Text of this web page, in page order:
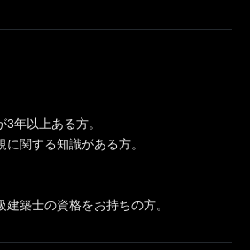
3年以上ある方。
に関する知識がある方。
建築士の資格をお持ちの方。